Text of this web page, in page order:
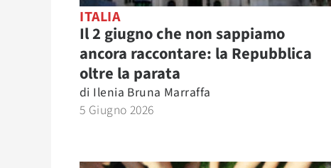
ITALIA
Il 2 giugno che non sappiamo
ancora raccontare: la Repubblica
oltre la parata
di Ilenia Bruna Marraffa
5 Giugno 2026